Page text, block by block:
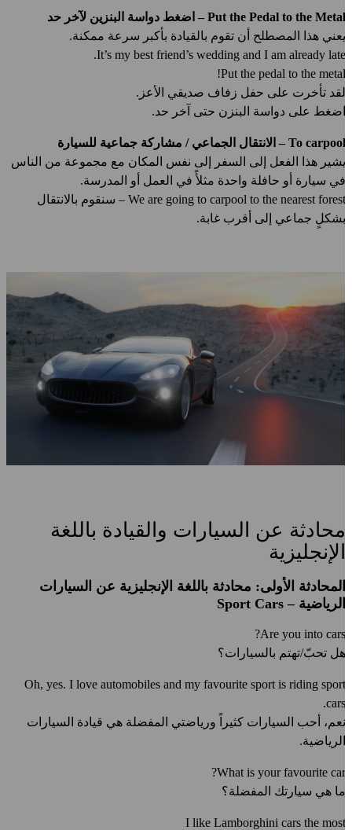
Put the Pedal to the Metal – اضغط دواسة البنزين لآخر حد
يعني هذا المصطلح أن تقوم بالقيادة بأكبر سرعة ممكنة.
It’s my best friend’s wedding and I am already late.
Put the pedal to the metal!
لقد تأخرت على حفل زفاف صديقي الأعز.
اضغط على دواسة البنزن حتى آخر حد.
To carpool – الانتقال الجماعي / مشاركة جماعية للسيارة
يشير هذا الفعل إلى السفر إلى نفس المكان مع مجموعة من الناس
في سيارة أو حافلة واحدة مثلأً في العمل أو المدرسة.
We are going to carpool to the nearest forest – سنقوم بالانتقال
بشكلٍ جماعي إلى أقرب غابة.
محادثة عن السيارات والقيادة باللغة
الإنجليزية
المحادثة الأولى: محادثة باللغة الإنجليزية عن السيارات
الرياضية – Sport Cars
Are you into cars?
هل تحبّ/تهتم بالسيارات؟
Oh, yes. I love automobiles and my favourite sport is riding sport
cars.
نعم، أحب السيارات كثيراً ورياضتي المفضلة هي قيادة السيارات
الرياضية.
What is your favourite car?
ما هي سيارتك المفضلة؟
I like Lamborghini cars the most